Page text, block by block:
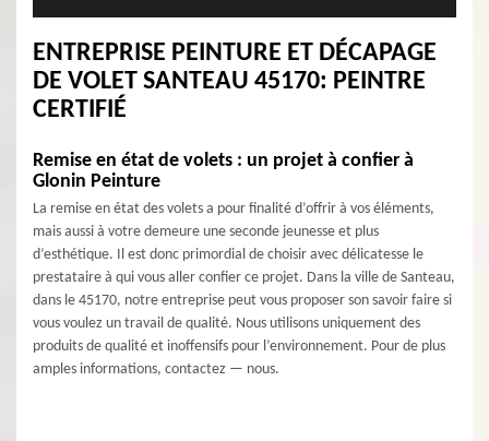
ENTREPRISE PEINTURE ET DÉCAPAGE
DE VOLET SANTEAU 45170: PEINTRE
CERTIFIÉ
Remise en état de volets : un projet à confier à
Glonin Peinture
La remise en état des volets a pour finalité d’offrir à vos éléments,
mais aussi à votre demeure une seconde jeunesse et plus
d’esthétique. Il est donc primordial de choisir avec délicatesse le
prestataire à qui vous aller confier ce projet. Dans la ville de Santeau,
dans le 45170, notre entreprise peut vous proposer son savoir faire si
vous voulez un travail de qualité. Nous utilisons uniquement des
produits de qualité et inoffensifs pour l’environnement. Pour de plus
amples informations, contactez — nous.